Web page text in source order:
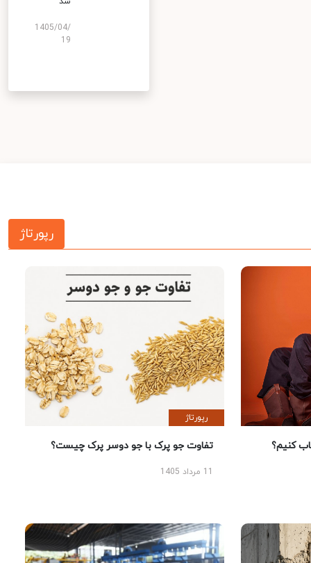
1405/04/
19
رپورتاژ
کنیم؟
رپورتاژ
تفاوت جو پرک با جو دوسر پرک چیست؟